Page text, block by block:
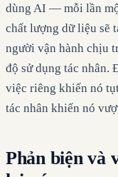
dùng AI — mỗi lần
chất lượng dữ liệu sẽ
người vận hành chịu
độ sử dụng tác nhân.
việc riêng khiến nó
tác nhân khiến nó
Phản biện và